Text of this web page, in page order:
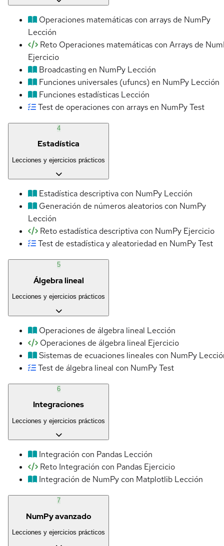
Operaciones matemáticas con arrays de NumPy
Lección
Reto Operaciones matemáticas con Arrays de
Ejercicio
Broadcasting en NumPy Lección
Funciones universales (ufuncs) en NumPy Lección
Funciones estadísticas Lección
Test de operaciones con arrays en NumPyTest
4
Estadística
Lecciones y ejercicios prácticos
Estadística descriptiva con NumPy Lección
Generación de números aleatorios con NumPy
Lección
Reto estadística descriptiva con NumPy Ejercicio
Test de estadística y aleatoriedad en NumPyTest
5
Álgebra lineal
Lecciones y ejercicios prácticos
Operaciones de álgebra lineal Lección
Operaciones de álgebra lineal Ejercicio
Sistemas de ecuaciones lineales con NumPy
Test de álgebra lineal con NumPyTest
6
Integraciones
Lecciones y ejercicios prácticos
Integración con Pandas Lección
Reto Integración con Pandas Ejercicio
Integración de NumPy con Matplotlib Lección
7
NumPy avanzado
Lecciones y ejercicios prácticos